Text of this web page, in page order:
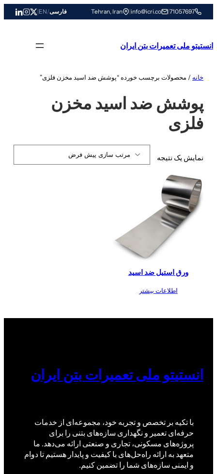
به
71057697
|
info@icri.co
|
Tehran, Iran فارسی/
EN
|
انستیتو ملی تعمیرات بتن ایران
خانه / محصولات برچسب خورده “پوشش ضد اسید مخزن فلزی”
پوشش ضد اسید مخزن
فلزی
نمایش یک نتیجه
ورق استیل ضد اسید
اطلاعات بیشتر
انستیتو ملی تعمیرات بتن ایران
با تکیه بر تخصص و تجربه خود، مجموعه‌ای از خدمات
حرفه‌ای تعمیر و نگهداری سازه‌های بتنی را برای
پروژه‌های مسکونی، تجاری و صنعتی ارائه می‌دهد. ما
متعهد به ارائه راه‌حل‌های با کیفیت و پایدار هستیم تا دوام
و ایمنی سازه‌های شما را تضمین کنیم.